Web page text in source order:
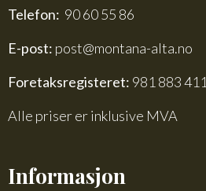
Telefon: 90 60 55 86
E-post: post@montana-alta.no
Foretaksregisteret: 981 883 411
Alle priser er inklusive MVA
Informasjon